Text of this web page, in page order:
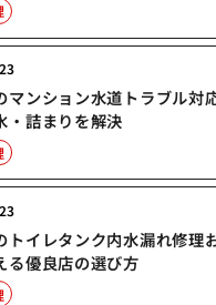
マンション水道トラブル対
・詰まりを解決
トイレタンク内水漏れ修理
る優良店の選び方